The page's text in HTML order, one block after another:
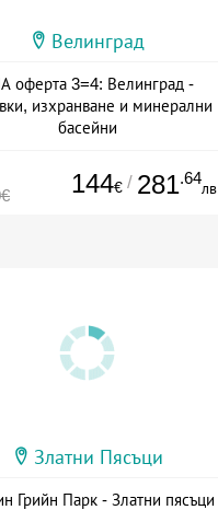
Велинград
оферта 3=4: Велинград -
изхранване и минерални
басейни
144€ / 281.64
лв.
Златни Пясъци
Грийн Парк - Златни пясъци